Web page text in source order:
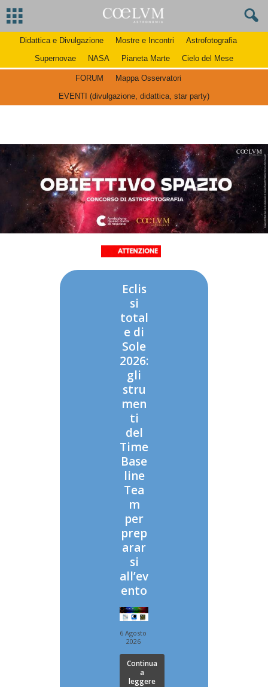
Didattica e Divulgazione Mostre e Incontri
Astrofotografia
Supernovae
NASA Pianeta Marte Cielo del Mese
FORUM
Mappa Osservatori
EVENTI (divulgazione, didattica, star party)
Eclis
si
total
e di
Sole
2026:
gli
stru
men
ti
del
Time
Base
line
Tea
m
per
prep
arar
si
all’ev
ento
6 Agosto
2026
Continua
a
leggere